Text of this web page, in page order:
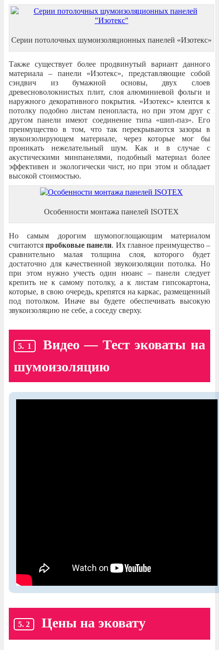
Серии потолочных шумоизоляционных панелей «Изотекс»
Также существует более продвинутый вариант данного
материала – панели «Изотекс», представляющие собой
сэндвич из бумажной основы, двух слоев
древесноволокнистых плит, слоя алюминиевой фольги и
наружного декоративного покрытия. «Изотекс» клеится к
потолку подобно листам пенопласта, но при этом друг с
другом панели имеют соединение типа «шип-паз». Его
преимущество в том, что так перекрываются зазоры в
звукоизолирующем материале, через которые мог бы
проникать нежелательный шум. Как и в случае с
акустическими минпанелями, подобный материал более
эффективен и экологически чист, но при этом и обладает
высокой стоимостью.
Особенности монтажа панелей ISOTEX
Но самым дорогим шумопоглощающим материалом
считаютсяпробковые панели. Их главное преимущество –
сравнительно малая толщина слоя, которого будет
достаточно для качественной звукоизоляции потолка. Но
при этом нужно учесть один нюанс – панели следует
крепить не к самому потолку, а к листам гипсокартона,
которые, в свою очередь, крепятся на каркас, размещенный
под потолком. Иначе вы будете обеспечивать высокую
звукоизоляцию не себе, а соседу сверху.
Видео — Тест эковаты на
шумоизоляцию
Цены на эковату